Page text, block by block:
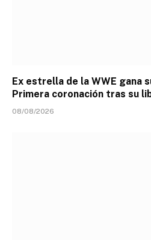
Ex estrella de la WWE gana
Primera coronación tras su
08/08/2026